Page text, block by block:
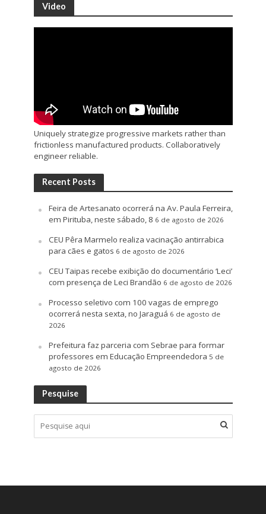
Video
Uniquely strategize progressive markets rather than
frictionless manufactured products. Collaboratively
engineer reliable.
Recent Posts
Feira de Artesanato ocorrerá na Av. Paula Ferreira,
em Pirituba, neste sábado, 8 6 de agosto de 2026
CEU Pêra Marmelo realiza vacinação antirrabica
para cães e gatos 6 de agosto de 2026
CEU Taipas recebe exibição do documentário ‘Leci’
com presença de Leci Brandão 6 de agosto de 2026
Processo seletivo com 100 vagas de emprego
ocorrerá nesta sexta, no Jaraguá 6 de agosto de
2026
Prefeitura faz parceria com Sebrae para formar
professores em Educação Empreendedora 5 de
agosto de 2026
Pesquise